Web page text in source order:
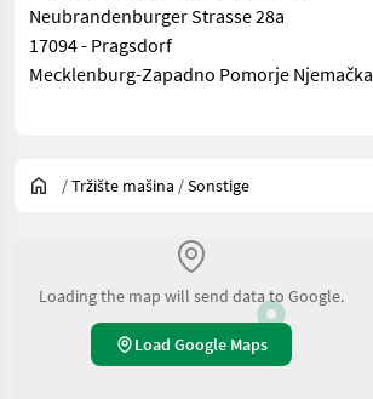
Neubrandenburger Strasse 28a
17094 - Pragsdorf
Mecklenburg-Zapadno Pomorje Njemačka
/Tržište mašina /Sonstige
Loading the map will send data to Google.
Load Google Maps